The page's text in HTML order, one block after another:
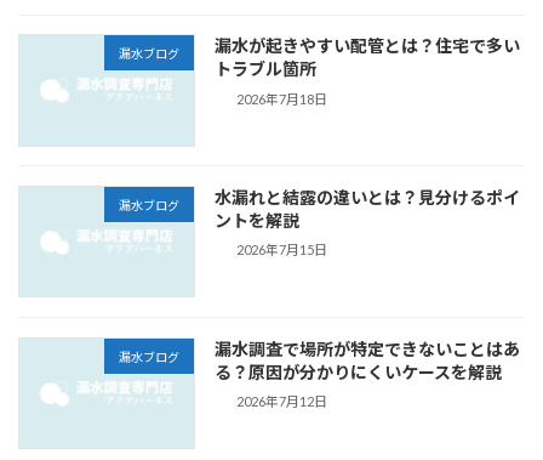
漏水ブログ
漏水が起きやすい配管とは？住宅で多い
トラブル箇所
2026年7月18日
漏水ブログ
水漏れと結露の違いとは？見分けるポイ
ントを解説
2026年7月15日
漏水ブログ
漏水調査で場所が特定できないことはあ
る？原因が分かりにくいケースを解説
2026年7月12日